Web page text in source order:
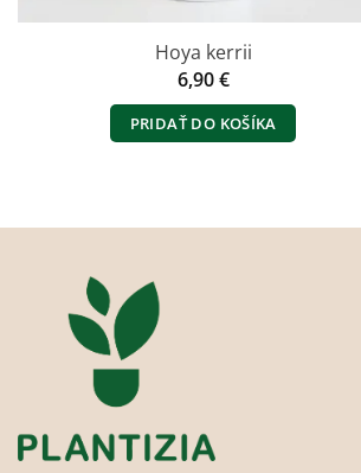
Hoya kerrii
6,90€
PRIDAŤ DO KOŠÍKA